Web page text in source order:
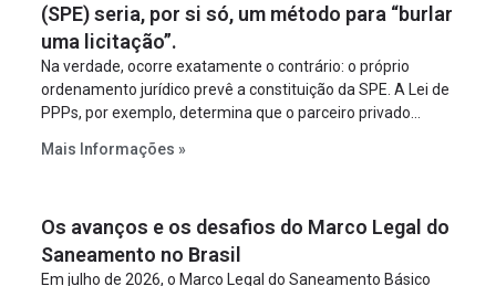
(SPE) seria, por si só, um método para “burlar
uma licitação”.
Na verdade, ocorre exatamente o contrário: o próprio
ordenamento jurídico prevê a constituição da SPE. A Lei de
PPPs, por exemplo, determina que o parceiro privado
empreendimento. Ou seja, a suposta “fraude à licitação” é
projeto a projeto.
Mais Informações »
Os avanços e os desafios do Marco Legal do
Saneamento no Brasil
Em julho de 2026, o Marco Legal do Saneamento Básico